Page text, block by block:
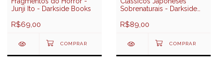
Junji Ito - Darkside Books
R$69,00
Sobrenaturais - Darkside
R$89,00